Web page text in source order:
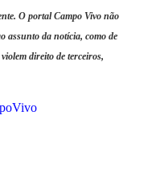
O portal Campo Vivo não
assunto da notícia, como de
direito de terceiros,